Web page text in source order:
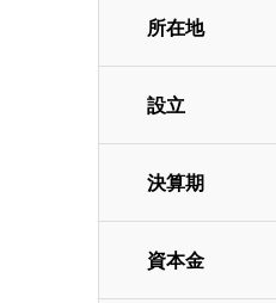
所在地
設立
決算期
資本金